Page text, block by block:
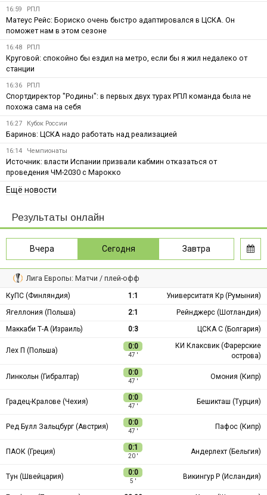
16:59 РПЛ
Матеус Рейс: Бориско очень быстро адаптировался в ЦСКА. Он
поможет нам в этом сезоне
16:48 РПЛ
Круговой: спокойно бы ездил на метро, если бы я жил недалеко от
станции
16:36 РПЛ
Спортдиректор "Родины": в первых двух турах РПЛ команда была не
похожа сама на себя
16:27 Кубок России
Баринов: ЦСКА надо работать над реализацией
16:14 Чемпионаты
Источник: власти Испании призвали кабмин отказаться от
проведения ЧМ-2030 с Марокко
Ещё новости
Результаты онлайн
Вчера Сегодня Завтра
Лига Европы: Матчи / плей-офф
КуПС (Финляндия) 1:1
Университатя Кр (Румыния)
Ягеллония (Польша)
2:1
Рейнджерс (Шотландия)
Маккаби Т-А (Израиль)
0:3 ЦСКА С (Болгария)
Лех П (Польша) 0:0
47 ′
КИ Клаксвик (Фарерские
острова)
Линкольн (Гибралтар) 0:0
47 ′
Омония (Кипр)
Градец-Кралове (Чехия) 0:0
47 ′
Бешикташ (Турция)
Ред Булл Зальцбург (Австрия) 0:0
47 ′
Пафос (Кипр)
ПАОК (Греция) 0:1
20 ′
Андерлехт (Бельгия)
Тун (Швейцария) 0:0
5 ′
Викингур Р (Исландия)